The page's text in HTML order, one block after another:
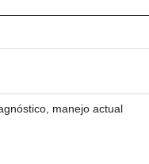
manejo actual